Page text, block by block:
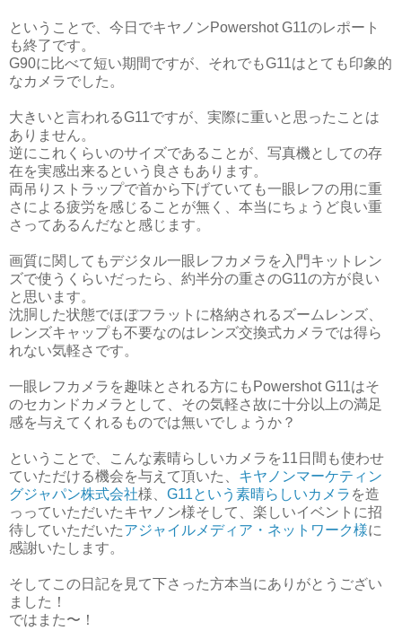
ということで、今日でキヤノンPowershot G11のレポート
も終了です。
G90に比べて短い期間ですが、それでもG11はとても印象的
なカメラでした。
大きいと言われるG11ですが、実際に重いと思ったことは
ありません。
逆にこれくらいのサイズであることが、写真機としての存
在を実感出来るという良さもあります。
両吊りストラップで首から下げていても一眼レフの用に重
さによる疲労を感じることが無く、本当にちょうど良い重
さってあるんだなと感じます。
画質に関してもデジタル一眼レフカメラを入門キットレン
ズで使うくらいだったら、約半分の重さのG11の方が良い
と思います。
沈胴した状態でほぼフラットに格納されるズームレンズ、
レンズキャップも不要なのはレンズ交換式カメラでは得ら
れない気軽さです。
一眼レフカメラを趣味とされる方にもPowershot G11はそ
のセカンドカメラとして、その気軽さ故に十分以上の満足
感を与えてくれるものでは無いでしょうか？
ということで、こんな素晴らしいカメラを11日間も使わせ
ていただける機会を与えて頂いた、 キヤノンマーケティン
グジャパン株式会社様、 G11という素晴らしいカメラ を造
っっていただいたキヤノン様そして、楽しいイベントに招
待していただいたアジャイルメディア・ネットワーク様に
感謝いたします。
そしてこの日記を見て下さった方本当にありがとうござい
ました！
ではまた〜！